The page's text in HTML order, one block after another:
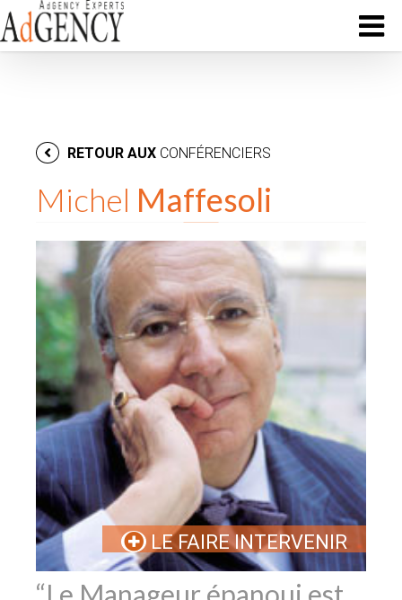
RETOUR AUX CONFÉRENCIERS
Michel Maffesoli
LE FAIRE INTERVENIR